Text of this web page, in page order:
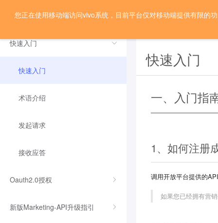
您正在使用移动端访问vivo系统，目前平台仅对移动端提供有限的
首页 开发文档
快速入门
快速入门
术语介绍
发起请求
接收应答
Oauth2.0授权
新版Marketing-API升级指引
快速入门
一、入门指
1、如何注册
调用开放平台提供的
如果您已经拥有营